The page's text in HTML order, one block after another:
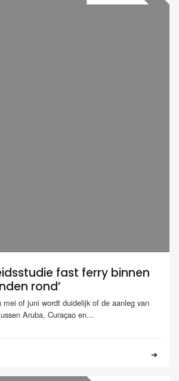
fast ferry binnen
rond’
of juni wordt duidelijk of de aanleg van
Aruba, Curaçao en...